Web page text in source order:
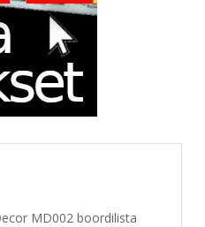
MD002 boordilista